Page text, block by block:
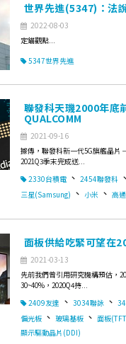
世界先進(5347)：法
2022-08-03
定錨觀點...
5347世界先進
聯發科天璣2000年底
QUALCOMM
2021-09-16
據傳，聯發科新一代5G旗艦晶
2021Q3季末完成送...
2330台積電 、 2454聯發科 、
三星(Samsung) 、 小米 、 高
面板供給吃緊可望在
2021-03-13
先前我們曾引用研究機構預估，
30~40%，2020Q4持...
2409友達 、 3034聯詠 、
偏光板 、 玻璃基板 、 面板
顯示驅動晶片(DDI)